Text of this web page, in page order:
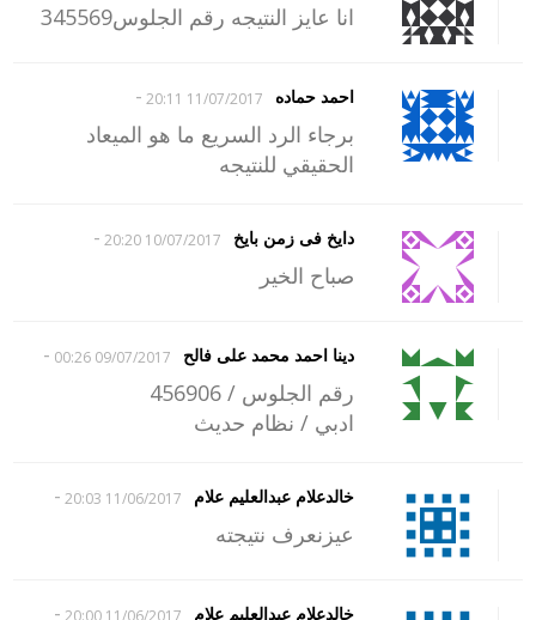
انا عايز النتيجه رقم الجلوس345569
احمد حماده 11/07/2017 20:11
-
برجاء الرد السريع ما هو الميعاد
الحقيقي للنتيجه
دايخ فى زمن بايخ 10/07/2017 20:20
-
صباح الخير
دينا احمد محمد على فالح 09/07/2017 00:26
-
رقم الجلوس / 456906
ادبي / نظام حديث
خالدعلام عبدالعليم علام 11/06/2017 20:03
-
عيزنعرف نتيجته
خالدعلام عبدالعليم علام 11/06/2017 20:00
-